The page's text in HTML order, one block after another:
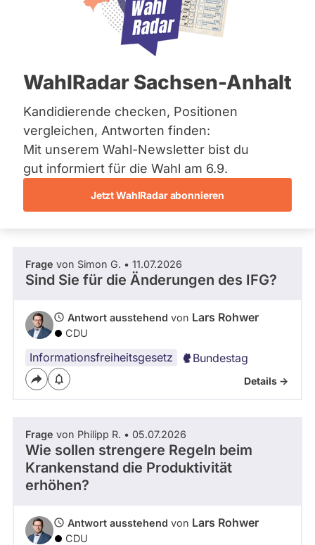
Bremen
Hamburg
Mecklenburg-Vorpommern
Nordrhein-Westfalen
Saarland
Sachsen
Sachsen-Anhalt
Sachsen-Anhalt
Schleswig-Holstein
Thüringen
Archiv
Spenden
WahlRadar Sachsen-Anhalt
Kandidierende checken, Positionen
vergleichen, Antworten finden:
Mit unserem Wahl-Newsletter bist du
gut informiert für die Wahl am 6.9.
Jetzt WahlRadar abonnieren
r
CDU
Abgeordneter Bundestag 2025 - 2029
Wahlliste
Wahlkreis
Bautzen
Wahlliste
Landesliste
4/ 20
Fragen beantwortet
Es
nur
Fragen
und
Antworten
welche
gestellt
wurden.
vergangenen
Kandidaturen
und
Mandaten
werden
Abgeordneter Bundestag
Frage stellen
Fragen und Antworten
Frage von Simon G. • 11.07.2026
Sind Sie für die Änderungen des IFG?
Antwort ausstehend von Lars Rohwer
CDU
Informationsfreiheitsgesetz Bundestag
Details ->
Frage von Philipp R. • 05.07.2026
Wie sollen strengere Regeln beim
Krankenstand die Produktivität
erhöhen?
Antwort ausstehend von Lars Rohwer
CDU